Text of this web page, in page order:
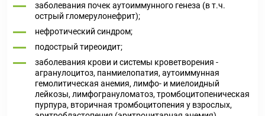
заболевания почек аутоиммунного генеза (в т.ч.
острый гломерулонефрит);
нефротический синдром;
подострый тиреоидит;
заболевания крови и системы кроветворения -
агранулоцитоз, панмиелопатия, аутоиммунная
гемолитическая анемия, лимфо- и миелоидный
лейкозы, лимфогрануломатоз, тромбоцитопеническая
пурпура, вторичная тромбоцитопения у взрослых,